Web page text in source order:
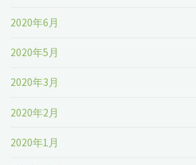
2020年6月
2020年5月
2020年3月
2020年2月
2020年1月